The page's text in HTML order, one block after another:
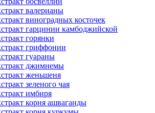
валерианы
виноградных косточек
гарцинии камбоджийской
горянки
гриффонии
гуараны
джимнемы
женьшеня
зеленого чая
имбиря
корня ашваганды